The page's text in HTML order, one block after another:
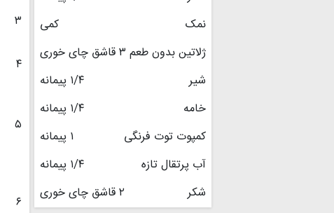
نمک
کمی
ژلاتین بدون طعم ۳ قاشق چای خوری
شیر
۱/۴ پیمانه
خامه
۱/۴ پیمانه
کمپوت توت فرنگی
۱ پیمانه
آب پرتقال تازه
۱/۴ پیمانه
شکر
۲ قاشق چای خوری
۳
۴
۵
۶